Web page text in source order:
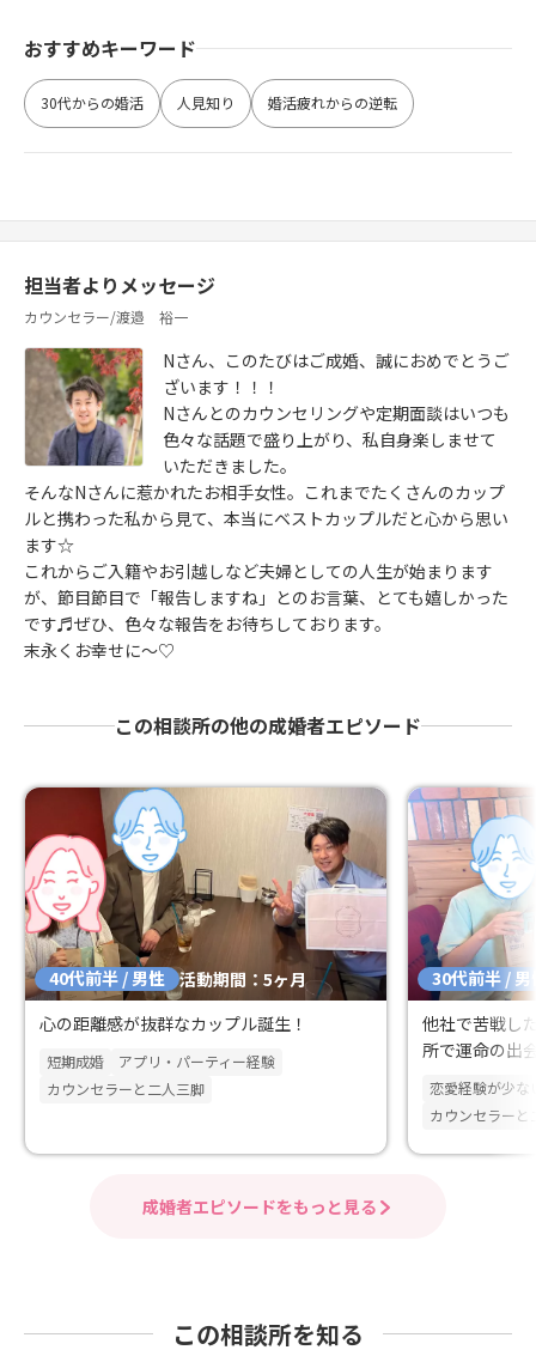
おすすめキーワード
30代からの婚活 人見知り 婚活疲れからの逆転
担当者よりメッセージ
カウンセラー/渡邉 裕一
Nさん、このたびはご成婚、誠におめでとうご
ざいます！！！
Nさんとのカウンセリングや定期面談はいつも
色々な話題で盛り上がり、私自身楽しませて
いただきました。
そんなNさんに惹かれたお相手女性。これまでたくさんのカップ
ルと携わった私から見て、本当にベストカップルだと心から思い
ます☆
これからご入籍やお引越しなど夫婦としての人生が始まります
が、節目節目で「報告しますね」とのお言葉、とても嬉しかった
です♬ぜひ、色々な報告をお待ちしております。
末永くお幸せに～♡
この相談所の他の成婚者エピソード
40代前半 / 男性 活動期間：5ヶ月
心の距離感が抜群なカップル誕生！
短期成婚
アプリ・パーティー経験
カウンセラーと二人三脚
30代前半 / 男
他社で苦戦し
所で運命の出
み取った理
恋愛経験が少な
カウンセラーと
成婚者エピソードをもっと見る
この相談所を知る